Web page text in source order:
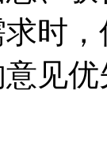
时
见